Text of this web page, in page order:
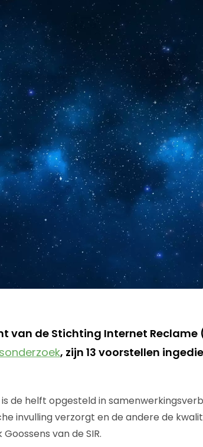
van de Stichting Internet Reclame
, zijn 13 voorstellen
de helft opgesteld in
invulling verzorgt en de andere de
van de SIR.